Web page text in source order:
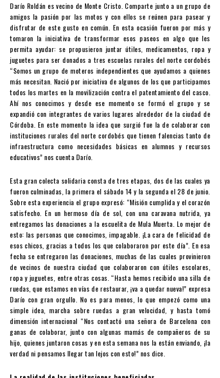
Darío Roldán es vecino de Monte Cristo. Comparte junto a un grupo de
amigos la pasión por las motos y con ellos se reúnen para pasear y
disfrutar de este gusto en común. En esta ocasión fueron por más y
tomaron la iniciativa de transformar esos paseos en algo que les
permita ayudar: se propusieron juntar útiles, medicamentos, ropa y
juguetes para ser donados a tres escuelas rurales del norte cordobés
“Somos un grupo de moteros independientes que ayudamos a quienes
más necesitan. Nació por iniciativa de algunos de los que participamos
todos los martes en la movilización contra el patentamiento del casco.
Ahí nos conocimos y desde ese momento se formó el grupo y se
expandió con integrantes de varios lugares alrededor de la ciudad de
Córdoba. En este momento la idea que surgió fue la de colaborar con
instituciones rurales del norte cordobés que tienen falencias tanto de
infraestructura como necesidades básicas en alumnos y recursos
educativos” nos cuenta Darío.
Esta gran colecta solidaria consta de tres etapas, dos de las cuales ya
fueron culminadas, la primera el sábado 14 y la segunda el 28 de junio.
Sobre esta experiencia el grupo expresó: “Misión cumplida y el corazón
satisfecho. En un hermoso día de sol, con una caravana nutrida, ya
entregamos las donaciones a la escuelita de Mula Muerta. Lo mejor de
esto: las personas que conocimos, impagable. ¡La cara de felicidad de
esos chicos, gracias a todos los que colaboraron por este día”. En esa
fecha se entregaron las donaciones, muchas de las cuales provinieron
de vecinos de nuestra ciudad que colaboraron con útiles escolares,
ropa y juguetes, entre otras cosas. “Hasta hemos recibido una silla de
ruedas, que estamos en vías de restaurar, ¡va a quedar nueva!” expresa
Darío con gran orgullo. No es para menos, lo que empezó como una
simple idea, marcha sobre ruedas a gran velocidad, y hasta tomó
dimensión internacional “Nos contactó una señora de Barcelona con
ganas de colaborar, junto con algunas mamás de compañeros de su
hijo, quienes juntaron cosas y en esta semana nos la están enviando, ¡la
verdad ni pensamos llegar tan lejos con esto!” nos dice.